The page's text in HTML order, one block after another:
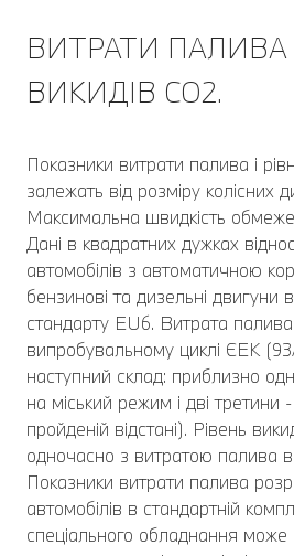
ВИТРАТИ ПАЛИВА
ВИКИДІВ CO2.
Показники витрати палива і
залежать від розміру колісних
Максимальна швидкість
Дані в квадратних дужках
автомобілів з автоматичною
бензинові та дизельні двигуни
стандарту EU6. Витрата
випробувальному циклі ЄЕК
наступний склад: приблизно
на міський режим і дві третини
пройденій відстані). Рівень
одночасно з витратою палива в
Показники витрати палива
автомобілів в стандартній
спеціального обладнання може